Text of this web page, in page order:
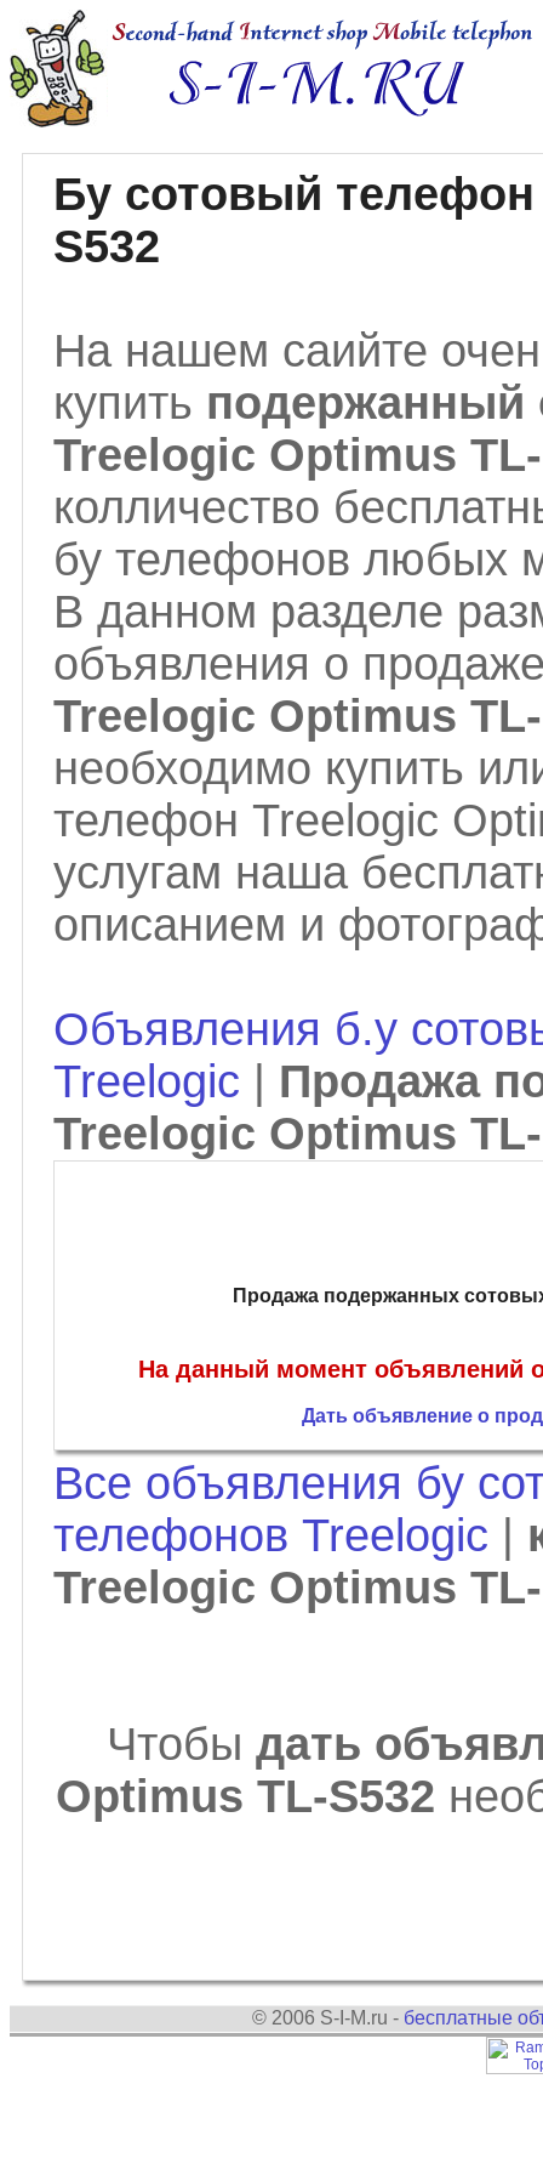
Бу сотовый
S532
На нашем саийте
купить подержанный
Treelogic Optimus
колличество
бу телефонов любых
В данном разделе
объявления о
Treelogic Optimus
необходимо купить
телефон Treelogic
услугам наша
описанием и
Объявления б.у
Treelogic
Продажа
Treelogic Optimus
Продажа подержанных
На данный момент объявлений
Дать объявление о
Все объявления бу
телефонов Treelogic
Treelogic Optimus
Чтобы дать
Optimus TL-S532
© 2006 S-I-M.ru - бесплатные